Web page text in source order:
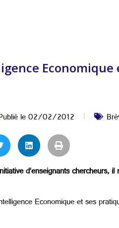
le02/02/2012
d’enseignants chercheurs,
Economique et ses